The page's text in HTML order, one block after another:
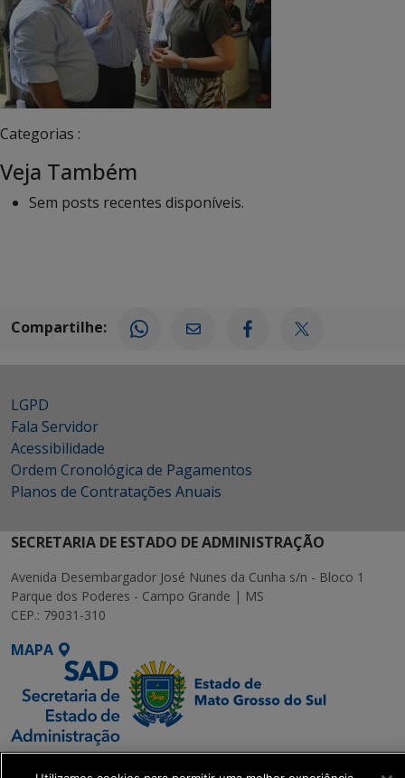
Categorias :
Veja Também
Sem posts recentes disponíveis.
Compartilhe:
LGPD
Fala Servidor
Acessibilidade
Ordem Cronológica de Pagamentos
Planos de Contratações Anuais
SECRETARIA DE ESTADO DE ADMINISTRAÇÃO
Avenida Desembargador José Nunes da Cunha s/n - Bloco 1
Parque dos Poderes - Campo Grande | MS
CEP.: 79031-310
MAPA